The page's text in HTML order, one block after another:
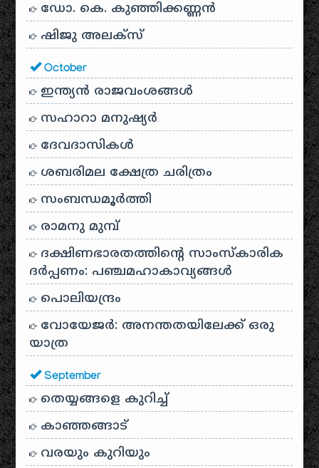
ഡോ. കെ. കുഞ്ഞിക്കണ്ണൻ
ഷിജു അലക്സ്
October
ഇന്ത്യൻ രാജവംശങ്ങൾ
സഹാറാ മനുഷ്യർ
ദേവദാസികൾ
ശബരിമല ക്ഷേത്ര ചരിത്രം
സംബന്ധമൂർത്തി
രാമനു മുമ്പ്
ദക്ഷിണഭാരതത്തിൻ്റെ സാംസ്കാരിക
ദർപ്പണം: പഞ്ചമഹാകാവ്യങ്ങൾ
പൊലിയന്ദ്രം
വോയേജർ: അനന്തതയിലേക്ക് ഒരു
യാത്ര
September
തെയ്യങ്ങളെ കുറിച്ച്
കാഞ്ഞങ്ങാട്
വരയും കുറിയും